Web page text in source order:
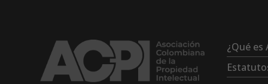
¿Qué es